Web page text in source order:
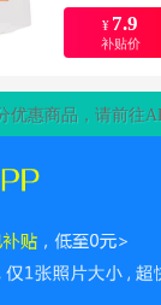
¥ 7.9
补贴价
优惠商品，请前往